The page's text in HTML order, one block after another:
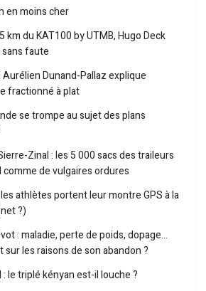
en moins cher
km du KAT100 by UTMB, Hugo Deck
faute
Dunand-Pallaz explique
fractionné à plat
se trompe au sujet des plans
Zinal : les 5 000 sacs des traileurs
comme de vulgaires ordures
athlètes portent leur montre GPS à la
?)
: maladie, perte de poids, dopage…
les raisons de son abandon ?
le triplé kényan est-il louche ?